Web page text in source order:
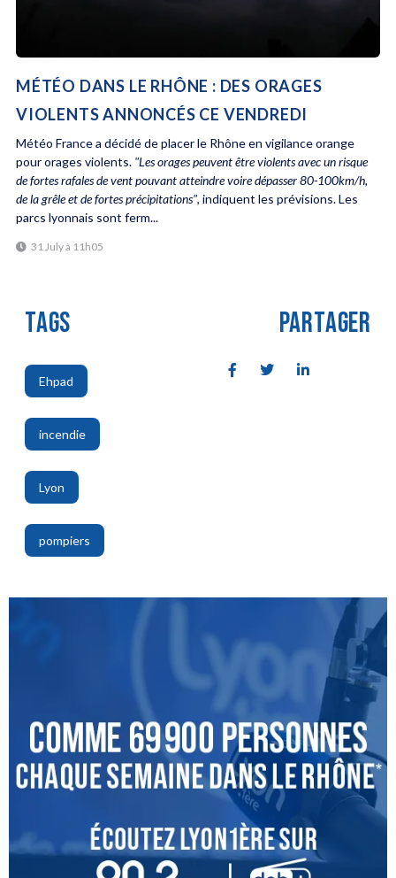
MÉTÉO DANS LE RHÔNE : DES ORAGES
VIOLENTS ANNONCÉS CE VENDREDI
Météo France a décidé de placer le Rhône en vigilance orange
pour orages violents. "Les orages peuvent être violents avec un risque
de fortes rafales de vent pouvant atteindre voire dépasser 80-100km/h,
de la grêle et de fortes précipitations", indiquent les prévisions. Les
parcs lyonnais sont ferm...
31 July à 11h05
TAGS
Ehpad
,
incendie
,
Lyon
,
pompiers
PARTAGER